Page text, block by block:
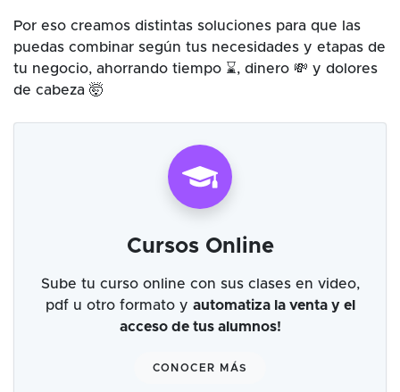
Por eso creamos distintas soluciones para que las
puedas combinar según tus necesidades y etapas de
tu negocio, ahorrando tiempo ⌛, dinero 💸 y dolores
de cabeza 🤯
Cursos Online
Sube tu curso online con sus clases en video,
pdf u otro formato y automatiza la venta y el
acceso de tus alumnos!
CONOCER MÁS